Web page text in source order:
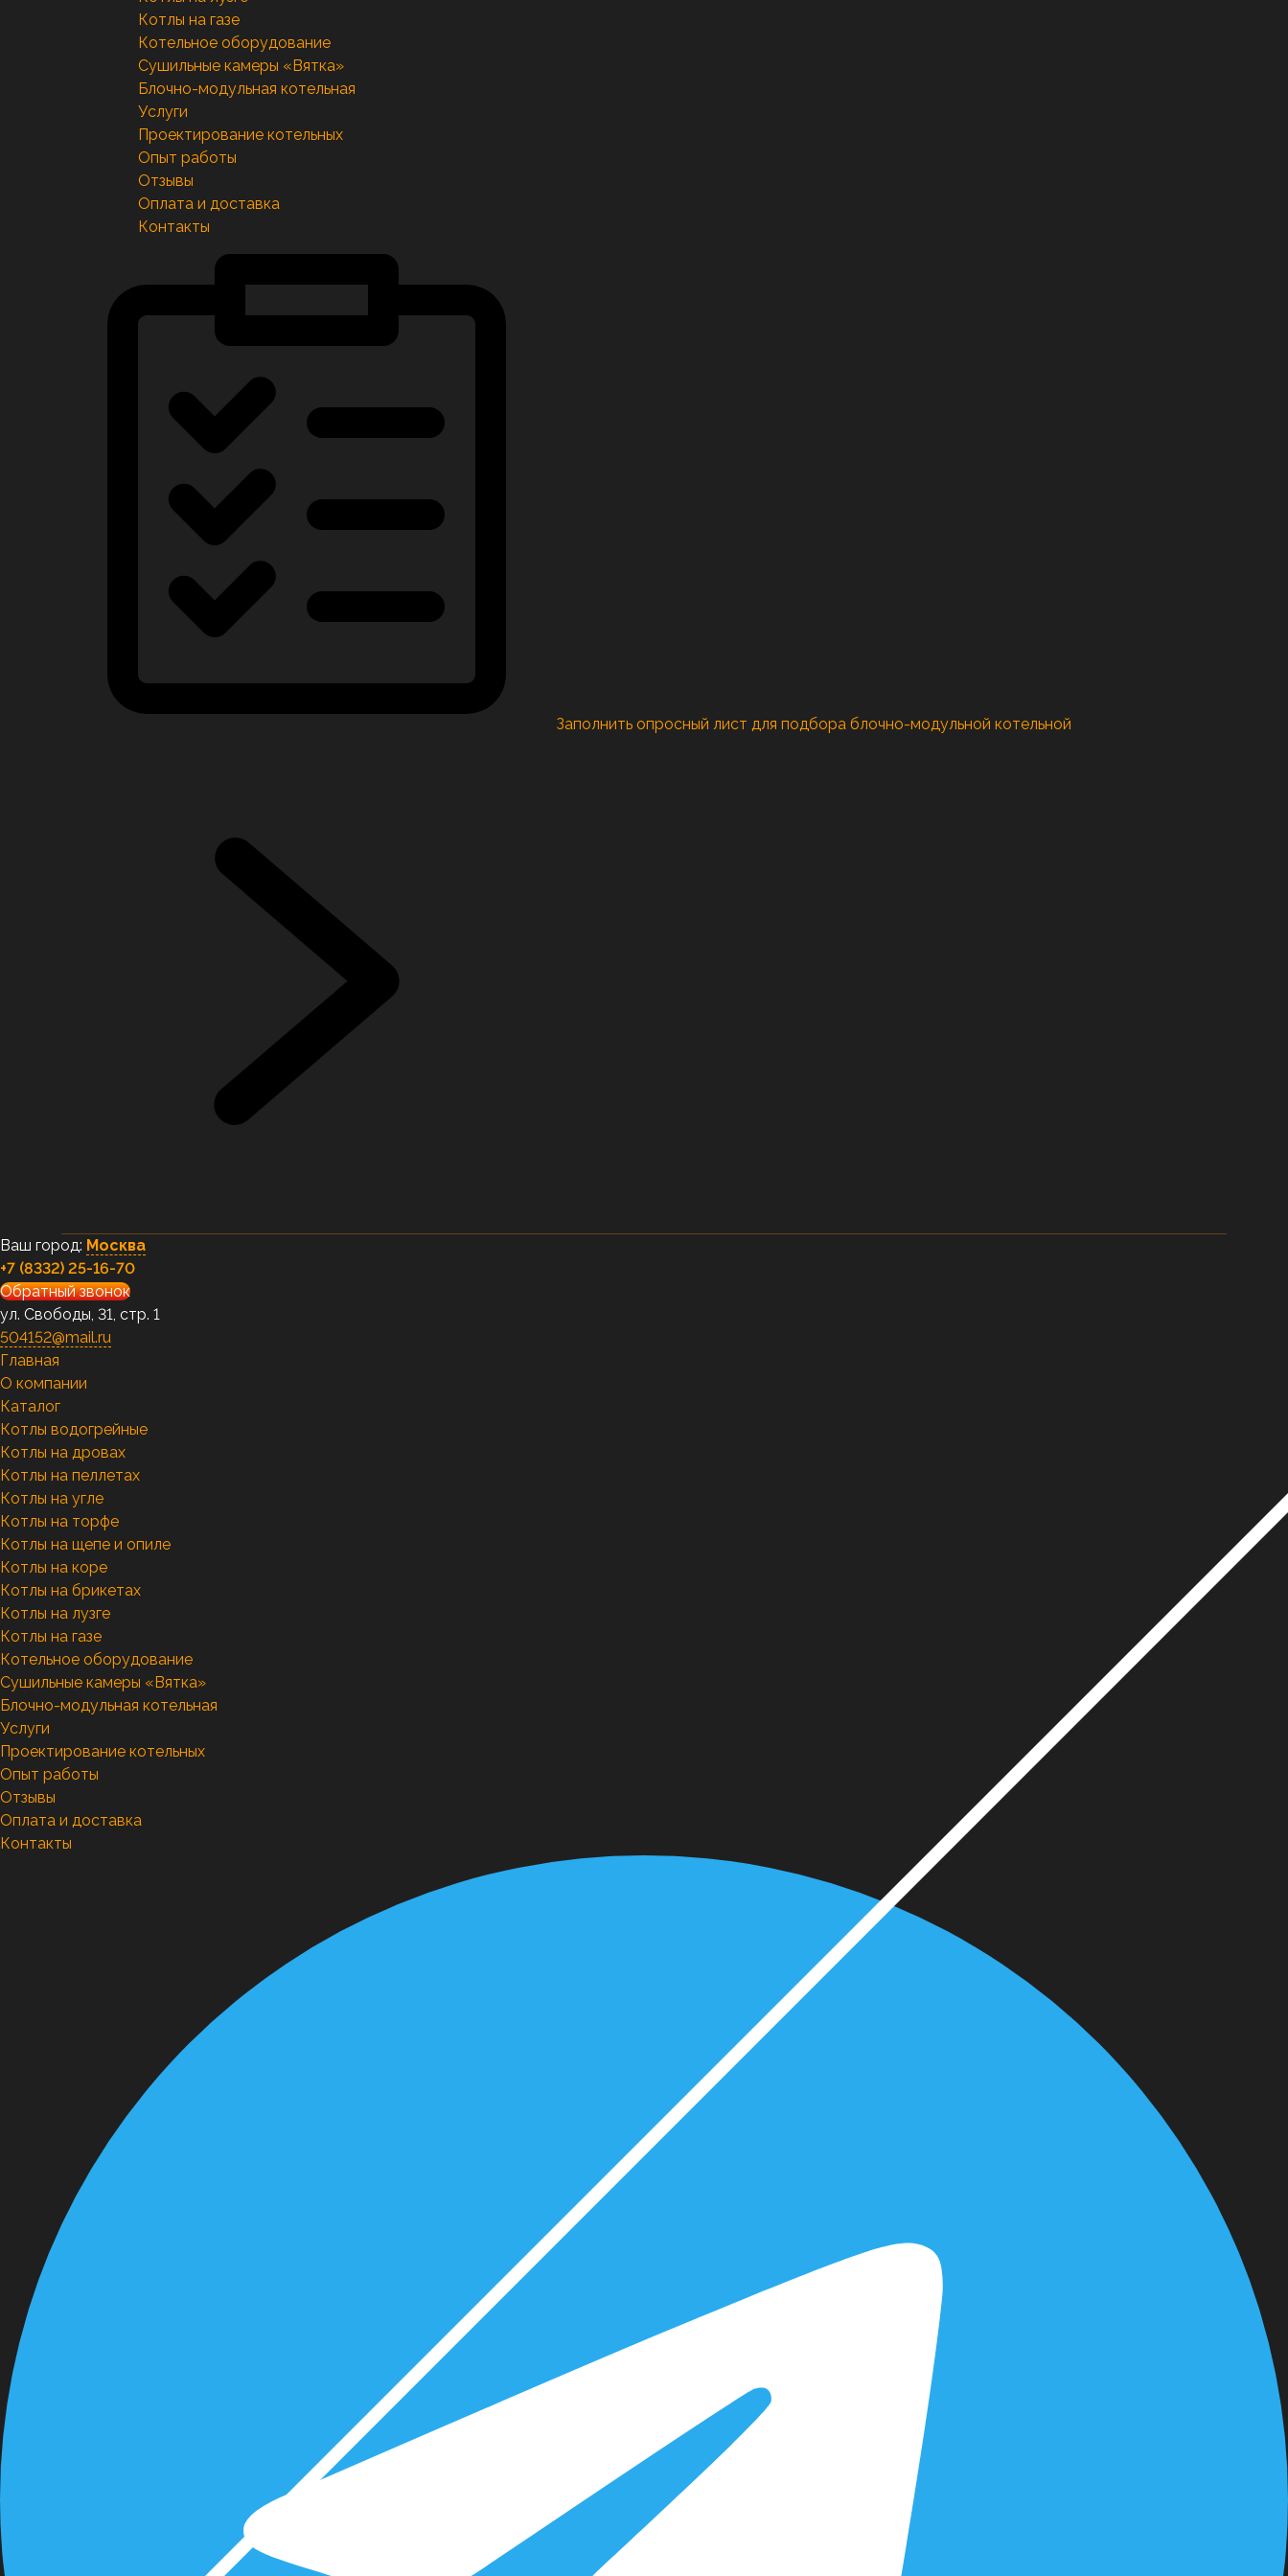
Котлы на газе
Котельное оборудование
Сушильные камеры «Вятка»
Блочно-модульная котельная
Услуги
Проектирование котельных
Опыт работы
Отзывы
Оплата и доставка
Контакты
Заполнить опросный лист для подбора блочно-модульной котельной
Ваш город: Москва
+7 (8332) 25-16-70
Обратный звонок
ул. Свободы, 31, стр. 1
504152@mail.ru
Главная
О компании
Каталог
Котлы водогрейные
Котлы на дровах
Котлы на пеллетах
Котлы на угле
Котлы на торфе
Котлы на щепе и опиле
Котлы на коре
Котлы на брикетах
Котлы на лузге
Котлы на газе
Котельное оборудование
Сушильные камеры «Вятка»
Блочно-модульная котельная
Услуги
Проектирование котельных
Опыт работы
Отзывы
Оплата и доставка
Контакты